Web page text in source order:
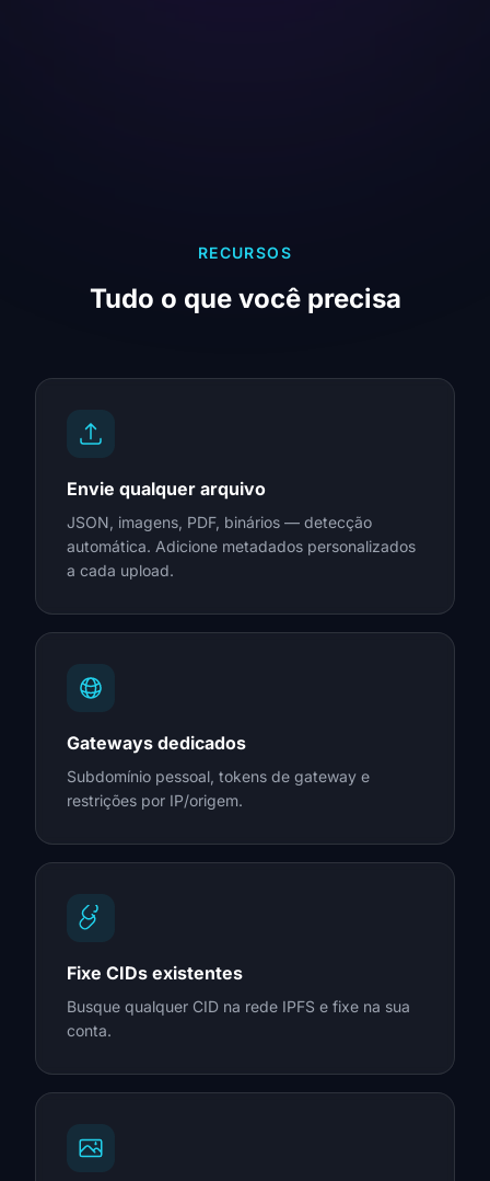
RECURSOS
Tudo o que você precisa
Envie qualquer arquivo
JSON, imagens, PDF, binários — detecção
automática. Adicione metadados personalizados
a cada upload.
Gateways dedicados
Subdomínio pessoal, tokens de gateway e
restrições por IP/origem.
Fixe CIDs existentes
Busque qualquer CID na rede IPFS e fixe na sua
conta.